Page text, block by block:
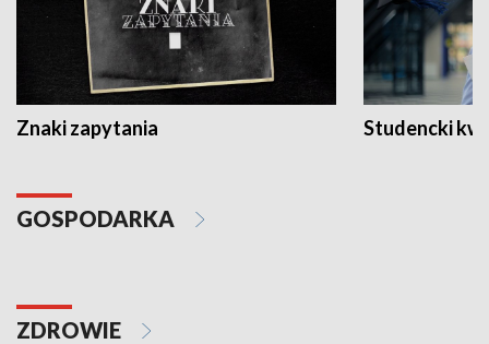
Znaki zapytania Studencki
GOSPODARKA
ZDROWIE